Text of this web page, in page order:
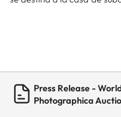
Press Release -
Photographica